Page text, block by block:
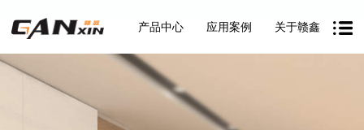
产品中心 应用案例 关于赣鑫